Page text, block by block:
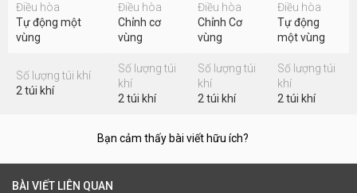
Điều hòa
Tự động một
vùng
Điều hòa
Chỉnh cơ
vùng
Điều hòa
Chỉnh Cơ
vùng
Điều hòa
Tự động
một vùng
Số lượng túi khí
2 túi khí
Số lượng túi
khí
2 túi khí
Số lượng túi
khí
2 túi khí
Số lượng túi
khí
2 túi khí
Bạn cảm thấy bài viết hữu ích?
BÀI VIẾT LIÊN QUAN